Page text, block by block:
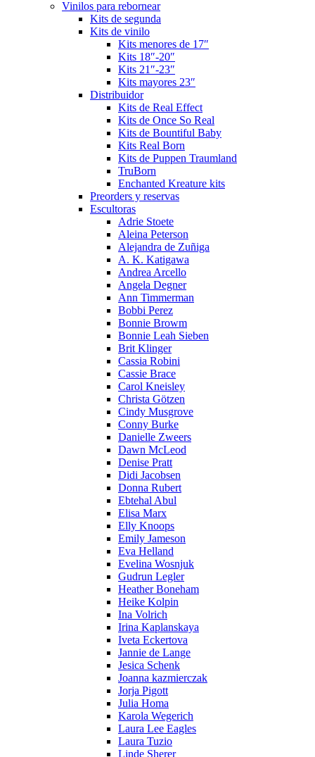
Vinilos para rebornear
Kits de segunda
Kits de vinilo
Kits menores de 17″
Kits 18″-20″
Kits 21″-23″
Kits mayores 23″
Distribuidor
Kits de Real Effect
Kits de Once So Real
Kits de Bountiful Baby
Kits Real Born
Kits de Puppen Traumland
TruBorn
Enchanted Kreature kits
Preorders y reservas
Escultoras
Adrie Stoete
Aleina Peterson
Alejandra de Zuñiga
A. K. Katigawa
Andrea Arcello
Angela Degner
Ann Timmerman
Bobbi Perez
Bonnie Browm
Bonnie Leah Sieben
Brit Klinger
Cassia Robini
Cassie Brace
Carol Kneisley
Christa Götzen
Cindy Musgrove
Conny Burke
Danielle Zweers
Dawn McLeod
Denise Pratt
Didi Jacobsen
Donna Rubert
Ebtehal Abul
Elisa Marx
Elly Knoops
Emily Jameson
Eva Helland
Evelina Wosnjuk
Gudrun Legler
Heather Boneham
Heike Kolpin
Ina Volrich
Irina Kaplanskaya
Iveta Eckertova
Jannie de Lange
Jesica Schenk
Joanna kazmierczak
Jorja Pigott
Julia Homa
Karola Wegerich
Laura Lee Eagles
Laura Tuzio
Linde Sherer